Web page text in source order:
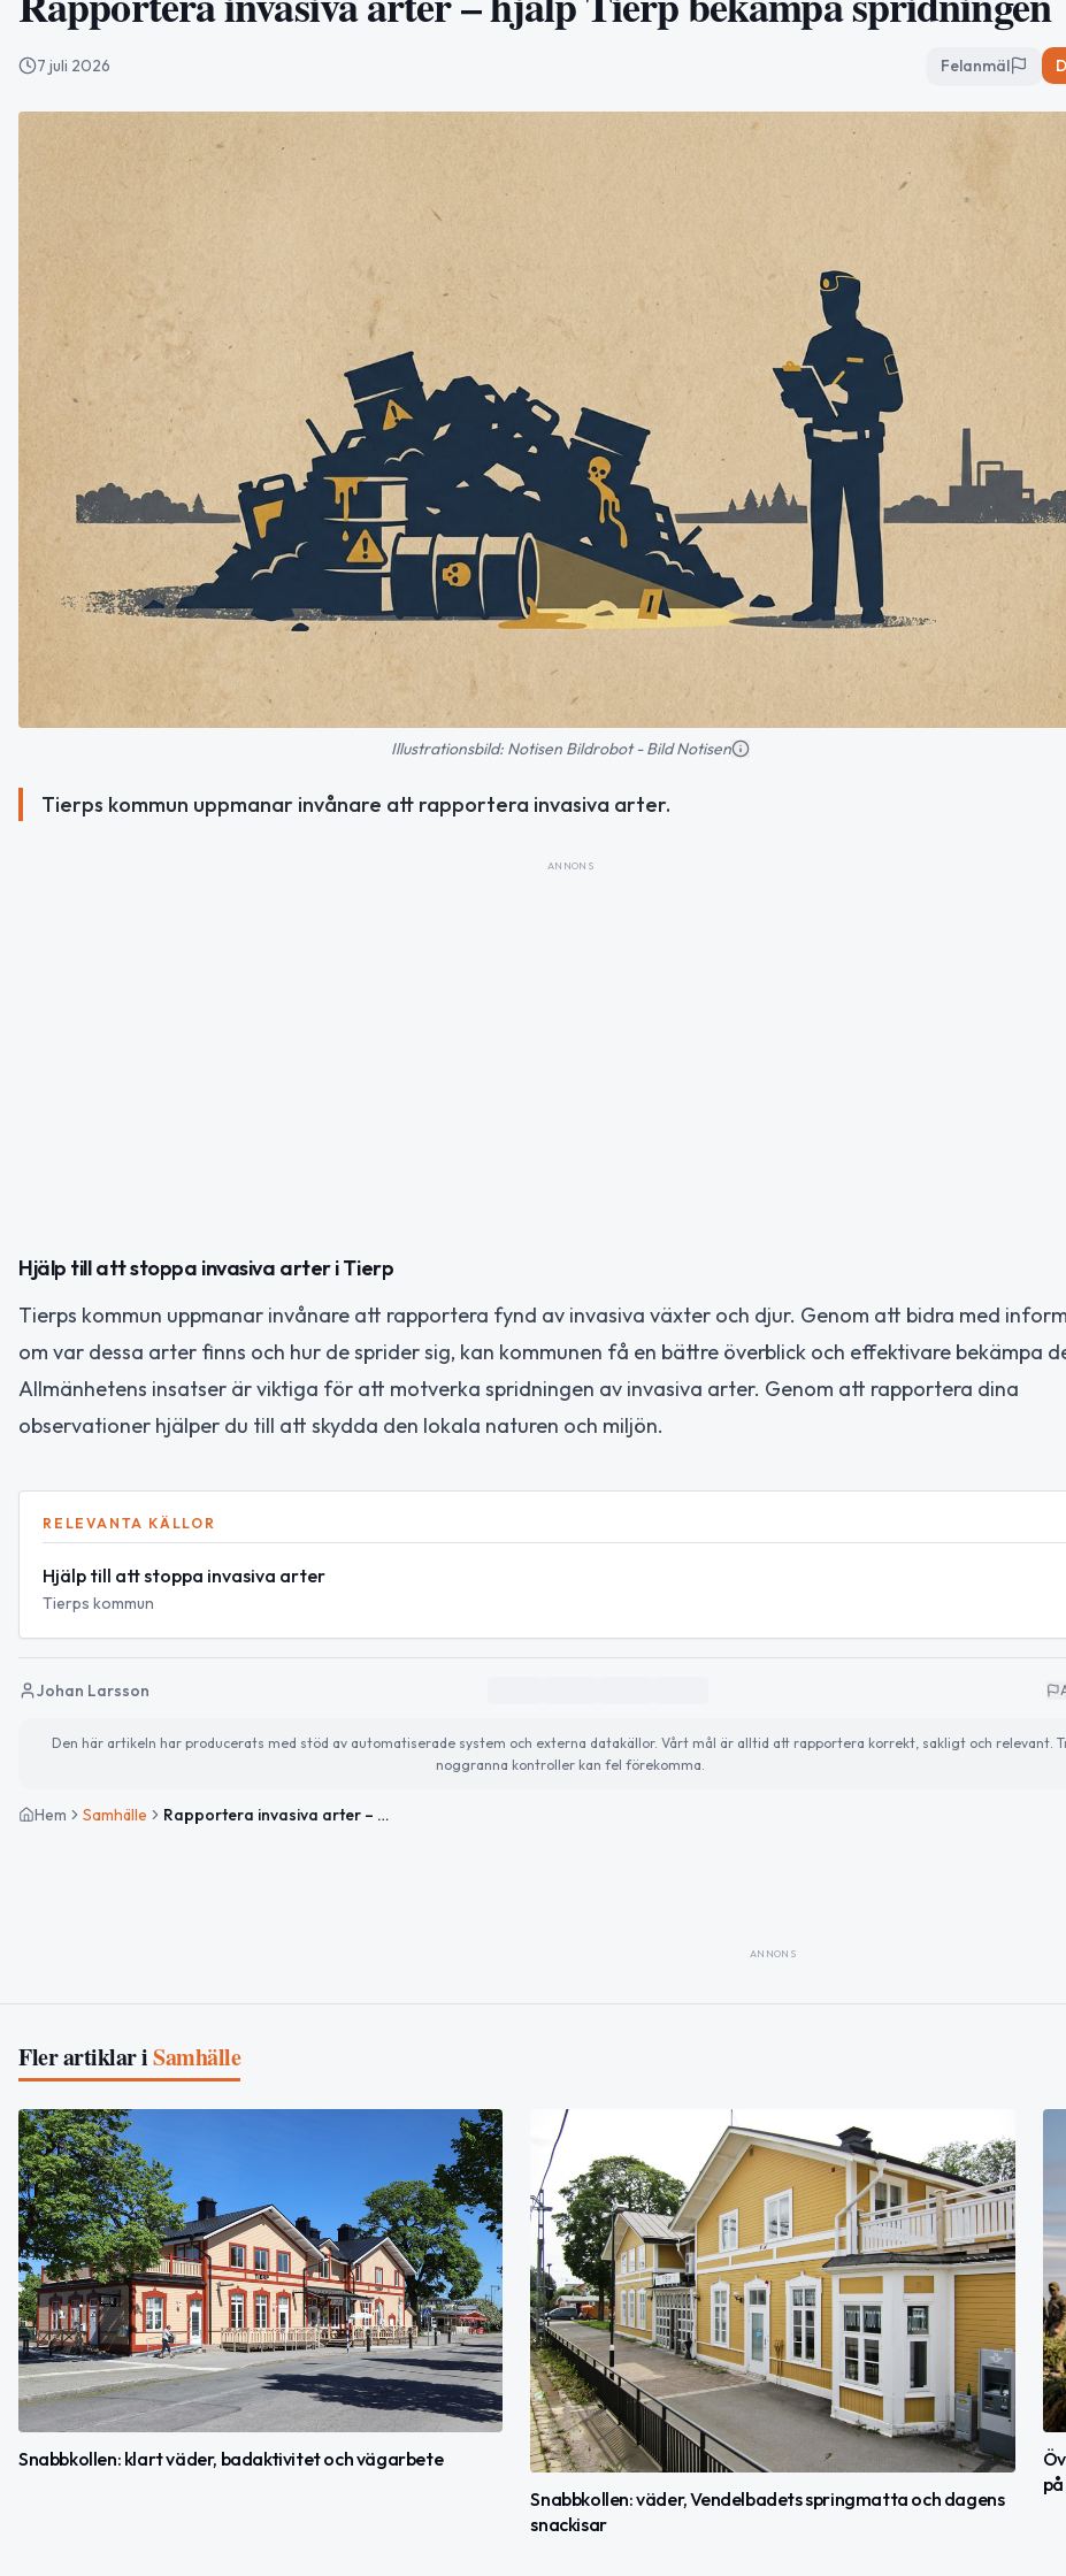
7 juli 2026 Felanmäl
Illustrationsbild: Notisen Bildrobot - Bild Notisen
Tierps kommun uppmanar invånare att rapportera invasiva arter.
ANNONS
Hjälp till att stoppa invasiva arter i Tierp
Tierps kommun uppmanar invånare att rapportera fynd av invasiva växter och djur. Genom att bidra med
om var dessa arter finns och hur de sprider sig, kan kommunen få en bättre överblick och effektivare bekämpa
Allmänhetens insatser är viktiga för att motverka spridningen av invasiva arter. Genom att rapportera dina
observationer hjälper du till att skydda den lokala naturen och miljön.
RELEVANTA KÄLLOR
Hjälp till att stoppa invasiva arter
Tierps kommun
Johan Larsson
Den här artikeln har producerats med stöd av automatiserade system och externa datakällor. Vårt mål är alltid att rapportera korrekt, sakligt och relevant.
noggranna kontroller kan fel förekomma.
Hem Samhälle Rapportera invasiva arter – hjälp Tierp bekämpa spridningen
ANNONS
Fler artiklar iSamhälle
Snabbkollen: klart väder, badaktivitet och vägarbete
Snabbkollen: väder, Vendelbadets springmatta och dagens
snackisar